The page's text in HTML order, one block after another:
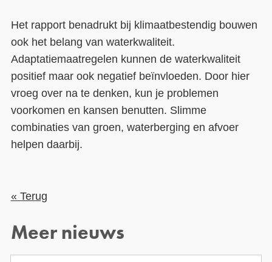
Het rapport benadrukt bij klimaatbestendig bouwen
ook het belang van waterkwaliteit.
Adaptatiemaatregelen kunnen de waterkwaliteit
positief maar ook negatief beïnvloeden. Door hier
vroeg over na te denken, kun je problemen
voorkomen en kansen benutten. Slimme
combinaties van groen, waterberging en afvoer
helpen daarbij.
« Terug
Meer nieuws